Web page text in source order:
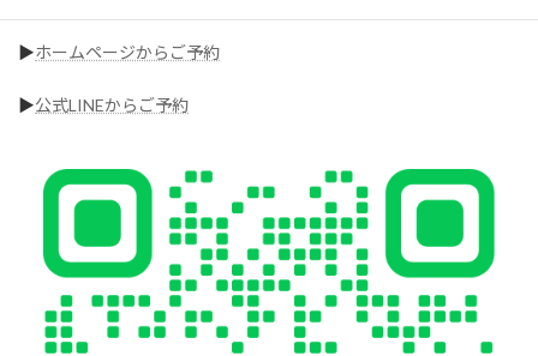
▶︎ホームページからご予約
▶︎公式LINEからご予約